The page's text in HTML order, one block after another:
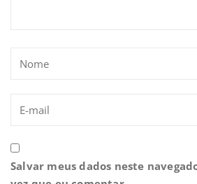
Salvar meus dados neste